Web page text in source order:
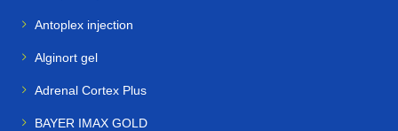
Antoplex injection
Alginort gel
Adrenal Cortex Plus
BAYER IMAX GOLD